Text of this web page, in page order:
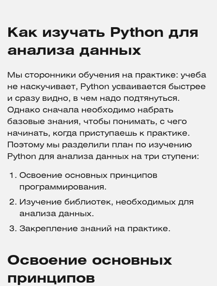
Как изучать Python для
анализа данных
Мы сторонники обучения на практике: учеба
не наскучивает, Python усваивается быстрее
и сразу видно, в чем надо подтянуться.
Однако сначала необходимо набрать
базовые знания, чтобы понимать, с чего
начинать, когда приступаешь к практике.
Поэтому мы разделили план по изучению
Python для анализа данных на три ступени:
Освоение основных принципов
программирования.
Изучение библиотек, необходимых для
анализа данных.
Закрепление знаний на практике.
Освоение основных
принципов